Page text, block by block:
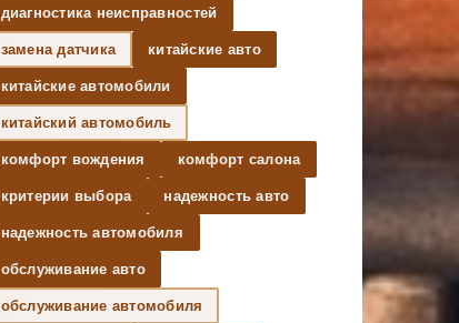
диагностика неисправностей
замена датчика китайские авто
китайские автомобили
китайский автомобиль
комфорт вождения комфорт салона
критерии выбора надежность авто
надежность автомобиля
обслуживание авто
обслуживание автомобиля